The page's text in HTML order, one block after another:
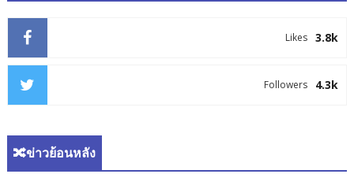
3.8k
Likes
4.3k
Followers
🔀ข่าวย้อนหลัง